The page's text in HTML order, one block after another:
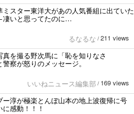
ミスター東洋大があの人気番組に出ていた
いと思ってたのに…
るなるな / 211 views
真を撮る野次馬に「恥を知りなさ
察が怒りのメッセージ。
いいねニュース編集部 / 169 views
ー淳が極楽とんぼ山本の地上波復帰に号
感動！！！